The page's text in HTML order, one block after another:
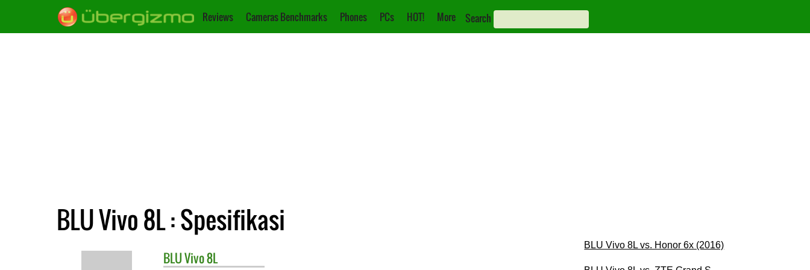
Reviews Cameras Benchmarks Phones PCs HOT! More Search
BLU Vivo 8L : Spesifikasi
BLUVivo 8L
BLU Vivo 8L vs. Honor 6x (2016)